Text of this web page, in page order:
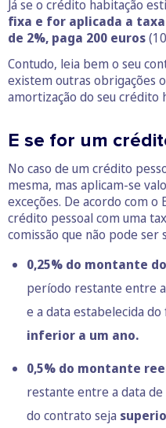
Já se o crédito habitação
fixa e for aplicada a
de 2%, paga 200 euros
Contudo, leia bem o seu
existem outras obrigações
amortização do seu crédito
E se for um
No caso de um crédito
mesma, mas aplicam-se
exceções. De acordo com
crédito pessoal com uma
comissão que não pode ser
0,25% do montante
período restante entre
e a data estabelecida
inferior a um ano.
0,5% do montante
restante entre a data
do contrato seja